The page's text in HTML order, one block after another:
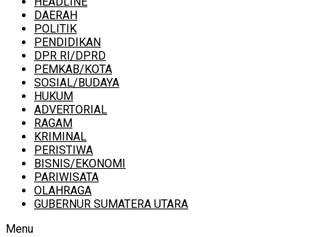
DAERAH
POLITIK
PENDIDIKAN
DPR RI/DPRD
PEMKAB/KOTA
SOSIAL/BUDAYA
HUKUM
ADVERTORIAL
RAGAM
KRIMINAL
PERISTIWA
BISNIS/EKONOMI
PARIWISATA
OLAHRAGA
GUBERNUR SUMATERA UTARA
Menu